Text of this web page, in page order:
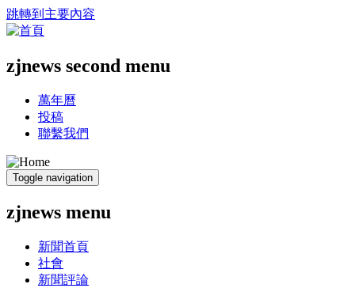
跳轉到主要內容
zjnews second menu
萬年曆
投稿
聯繫我們
Toggle navigation
zjnews menu
新聞首頁
社會
新聞評論